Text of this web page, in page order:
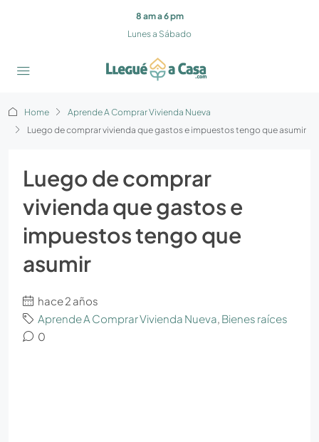
8 am a 6 pm
Lunes a Sábado
Home
Aprende A Comprar Vivienda Nueva
Luego de comprar vivienda que gastos e impuestos tengo que asumir
Luego de comprar
vivienda que gastos e
impuestos tengo que
asumir
hace 2 años
Aprende A Comprar Vivienda Nueva, Bienes raíces
0